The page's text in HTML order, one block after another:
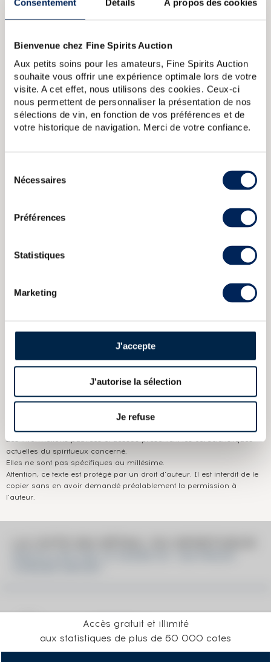
Consentement Détails À propos des cookies
Bienvenue chez Fine Spirits Auction
Aux petits soins pour les amateurs, Fine Spirits Auction
souhaite vous offrir une expérience optimale lors de votre
visite. A cet effet, nous utilisons des cookies. Ceux-ci
nous permettent de personnaliser la présentation de nos
sélections de vin, en fonction de vos préférences et de
votre historique de navigation. Merci de votre confiance.
Nécessaires
Préférences
Statistiques
Marketing
J'accepte
J'autorise la sélection
Je refuse
Pour plus d'informations sur The Macallan,
LIRE NOTRE ARTICLE SUR LE BLOG IDEALWINE.
A PROPOS DE LA CUVÉE
Macallan 100 Proof importé en France par Corade dans les
années 1980. Cet embouteillage de Macallan désormais
interrompu a connu de nombreuses versions au fil des
décennies. Quand Macallan reprend ses droits
italiennes de Giovinetti & Figli, suivis dans les années 2000
par les versions « Cask Strength ».
Macallan (The) 1874 Of. Replique
Speymalt From Macallan 1981
Macallan (The) 10 years Of. 100
Strength Sherry Oak Casks
Macallan 1876 Of. Limited Edition
Pays/région : Ecosse Speyside
Appellation : Macallan (The)
Couleur :
Les informations publiées ci-dessus présentent les caractéristiques
actuelles du spiritueux concerné.
Elles ne sont pas spécifiques au millésime.
Attention, ce texte est protégé par un droit d'auteur. Il est interdit de le
copier sans en avoir demandé préalablement la permission à
l'auteur.
Accès gratuit et illimité
aux statistiques de plus de 60 000 cotes